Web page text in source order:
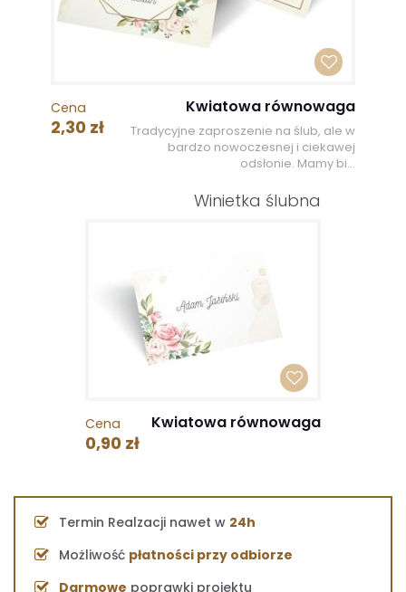
Cena
2,30 zł
Kwiatowa równowaga
Tradycyjne zaproszenie na ślub, ale w
bardzo nowoczesnej i ciekawej
odsłonie. Mamy bi...
Winietka ślubna
Cena
0,90 zł
Kwiatowa równowaga
Termin Realzacji nawet w 24h
Możliwość płatności przy odbiorze
Darmowe poprawki projektu